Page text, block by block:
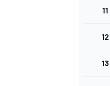
11
12
13